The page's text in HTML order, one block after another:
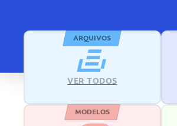
ARQUIVOS
VER TODOS
MODELOS